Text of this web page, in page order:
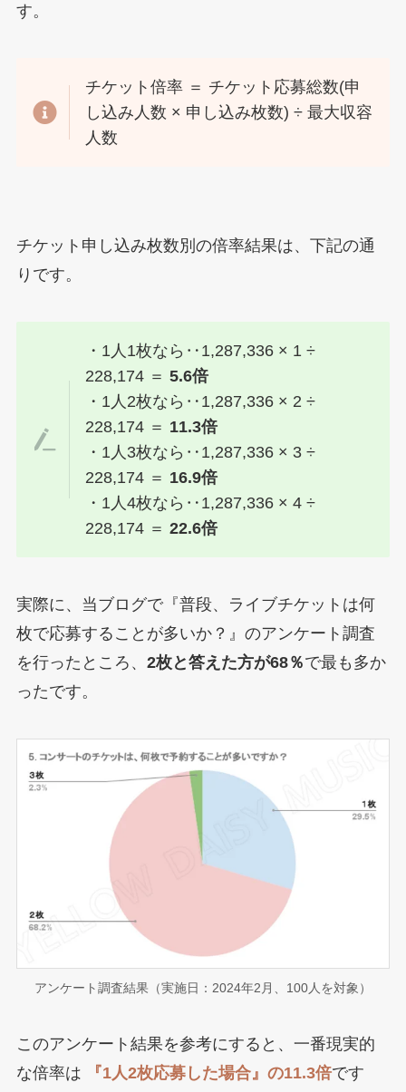
す。
チケット倍率 ＝ チケット応募総数(申
し込み人数 × 申し込み枚数) ÷ 最大収容
人数
チケット申し込み枚数別の倍率結果は、下記の通
りです。
・1人1枚なら‥1,287,336 × 1 ÷
228,174 ＝5.6倍
・1人2枚なら‥1,287,336 × 2 ÷
228,174 ＝ 11.3倍
・1人3枚なら‥1,287,336 × 3 ÷
228,174 ＝ 16.9倍
・1人4枚なら‥1,287,336 × 4 ÷
228,174 ＝22.6倍
実際に、当ブログで『普段、ライブチケットは何
枚で応募することが多いか？』のアンケート調査
を行ったところ、 2枚と答えた方が68％で最も多か
ったです。
アンケート調査結果（実施日：2024年2月、100人を対象）
このアンケート結果を参考にすると、一番現実的
な倍率は 『1人2枚応募した場合』の11.3倍です